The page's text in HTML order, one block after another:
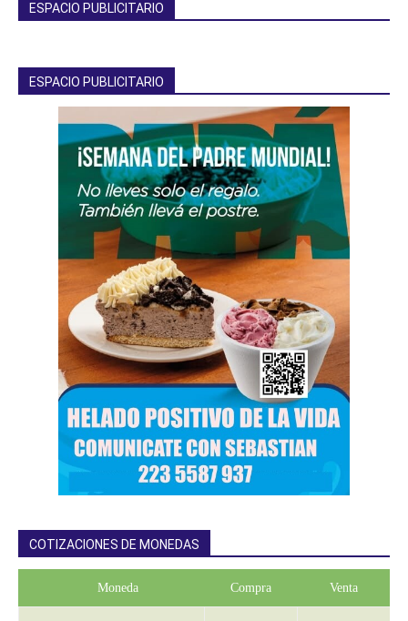
ESPACIO PUBLICITARIO
ESPACIO PUBLICITARIO
COTIZACIONES DE MONEDAS
Moneda Compra Venta